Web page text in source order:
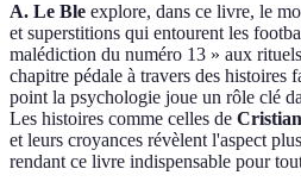
A. Le Ble explore, dans ce livre, le
et superstitions qui entourent les
malédiction du numéro 13 » aux
chapitre pédale à travers des histoires
point la psychologie joue un rôle clé
Les histoires comme celles de
et leurs croyances révèlent l'aspect
rendant ce livre indispensable pour